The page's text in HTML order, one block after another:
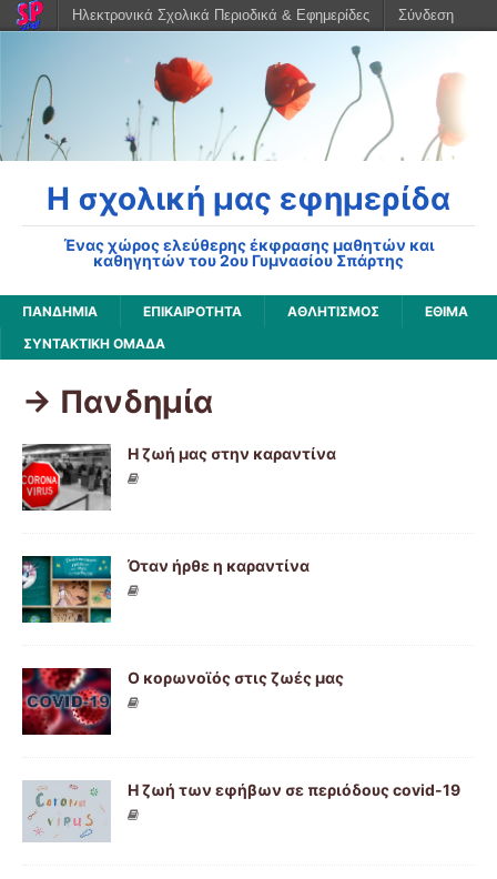
Η σχολική μας εφημερίδα
Ένας χώρος ελεύθερης έκφρασης μαθητών και
καθηγητών του 2ου Γυμνασίου Σπάρτης
ΠΑΝΔΗΜΊΑ ΕΠΙΚΑΙΡΌΤΗΤΑ ΑΘΛΗΤΙΣΜΌΣ
ΈΘΙΜΑ
ΣΥΝΤΑΚΤΙΚΉ ΟΜΆΔΑ
-> Πανδημία
Η ζωή μας στην καραντίνα
Όταν ήρθε η καραντίνα
Ο κορωνοϊός στις ζωές μας
Η ζωή των εφήβων σε περιόδους covid-19
Ηλεκτρονικά Σχολικά Περιοδικά & Εφημερίδες Σύνδεση